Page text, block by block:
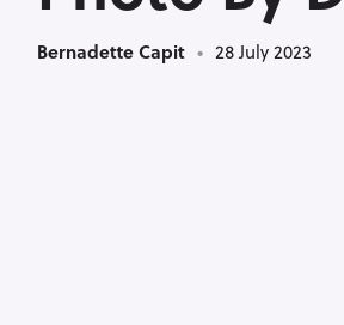
Bernadette Capit 28 July 2023